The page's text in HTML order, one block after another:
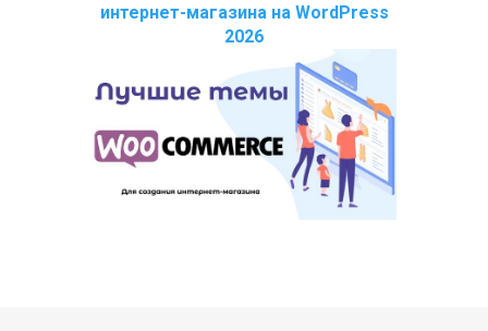
интернет-магазина на WordPress
2026